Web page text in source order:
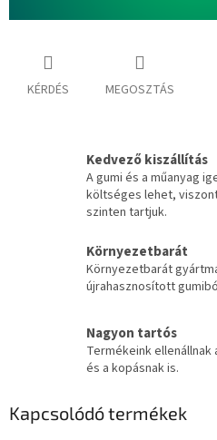
KÉRDÉS MEGOSZTÁS
Kedvező kiszállítás
A gumi és a műanyag
költséges lehet,
szinten tartjuk.
Környezetbarát
Környezetbarát
újrahasznosított
Nagyon tartós
Termékeink ellenállnak
és a kopásnak is.
Kapcsolódó termékek